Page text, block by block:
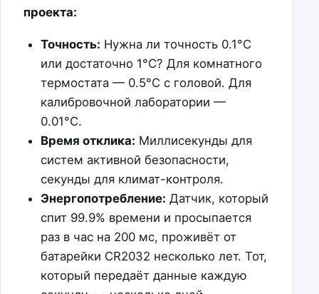
проекта:
Точность: Нужна ли точность 0.1°C
или достаточно 1°C? Для комнатного
термостата — 0.5°C с головой. Для
калибровочной лаборатории —
0.01°C.
Время отклика: Миллисекунды для
систем активной безопасности,
секунды для климат-контроля.
Энергопотребление: Датчик, который
спит 99.9% времени и просыпается
раз в час на 200 мс, проживёт от
батарейки CR2032 несколько лет. Тот,
который передаёт данные каждую